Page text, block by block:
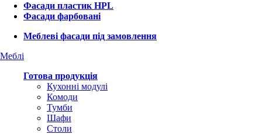
Фасади пластик HPL
Фасади фарбовані
Меблеві фасади під замовлення
Меблі
Готова продукція
Кухонні модулі
Комоди
Тумби
Шафи
Столи